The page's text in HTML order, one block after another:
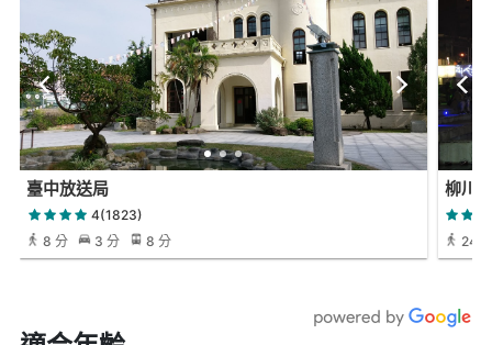
臺中放送局
4(1823)
8 分
3 分 8 分
柳川
24